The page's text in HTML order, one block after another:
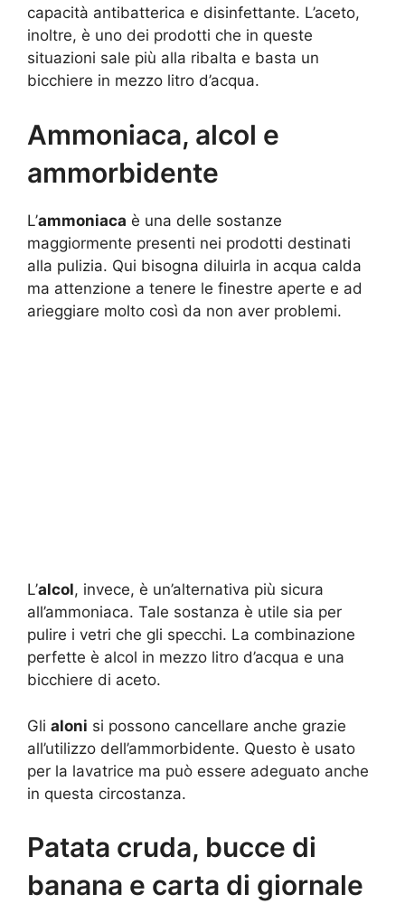
capacità antibatterica e disinfettante. L’aceto,
inoltre, è uno dei prodotti che in queste
situazioni sale più alla ribalta e basta un
bicchiere in mezzo litro d’acqua.
Ammoniaca, alcol e
ammorbidente
L’ammoniaca è una delle sostanze
maggiormente presenti nei prodotti destinati
alla pulizia. Qui bisogna diluirla in acqua calda
ma attenzione a tenere le finestre aperte e ad
arieggiare molto così da non aver problemi.
L’alcol, invece, è un’alternativa più sicura
all’ammoniaca. Tale sostanza è utile sia per
pulire i vetri che gli specchi. La combinazione
perfette è alcol in mezzo litro d’acqua e una
bicchiere di aceto.
Gli aloni si possono cancellare anche grazie
all’utilizzo dell’ammorbidente. Questo è usato
per la lavatrice ma può essere adeguato anche
in questa circostanza.
Patata cruda, bucce di
banana e carta di giornale